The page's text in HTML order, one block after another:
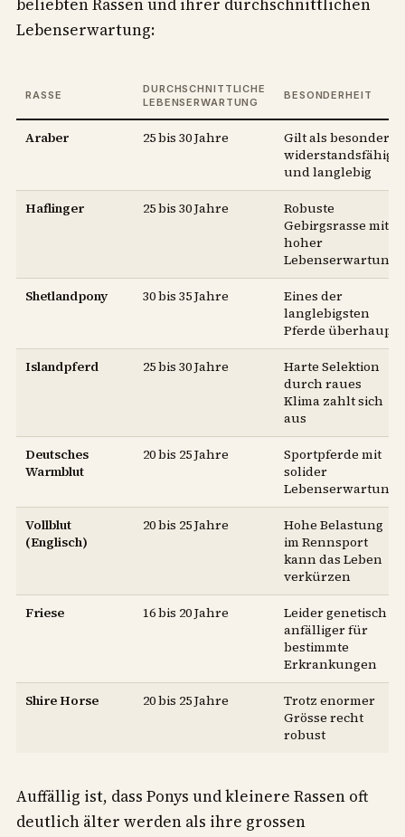
Lebenserwartung:
RASSE
DURCHSCHNITTLICHE
LEBENSERWARTUNG
BESONDERHEIT
Araber 25 bis 30 Jahre
Gilt als besonders
widerstandsfähig
und langlebig
Haflinger
25 bis 30 Jahre
Robuste
Gebirgsrasse mit
hoher
Lebenserwartung
Shetlandpony
30 bis 35 Jahre
Eines der
langlebigsten
Pferde überhaupt
Islandpferd
25 bis 30 Jahre
Harte Selektion
durch raues
Klima zahlt sich
aus
Deutsches
Warmblut
20 bis 25 Jahre
Sportpferde mit
solider
Lebenserwartung
Vollblut
(Englisch)
20 bis 25 Jahre
Hohe Belastung
im Rennsport
kann das Leben
verkürzen
Friese
16 bis 20 Jahre
Leider genetisch
anfälliger für
bestimmte
Erkrankungen
Shire Horse
20 bis 25 Jahre
Trotz enormer
Grösse recht
robust
Auffällig ist, dass Ponys und kleinere Rassen oft
deutlich älter werden als ihre grossen